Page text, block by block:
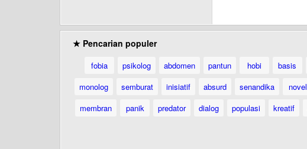
★ Pencarian populer
fobia psikolog abdomen pantun hobi basis
monolog
semburat inisiatif absurd senandika novel
membran
panik predator dialog populasi kreatif